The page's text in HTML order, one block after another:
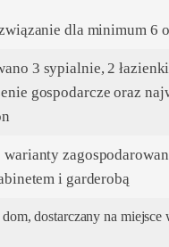
dla minimum 6
3 sypialnie, 2
gospodarcze oraz
i garderobą
dom, dostarczany na